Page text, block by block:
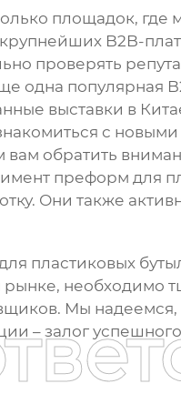
площадок,
B2B-
проверять
одна популярная
выставки в
с
обратить
преформ для
Они также
пластиковых
рынке, необходимо
Мы надеемся,
– залог